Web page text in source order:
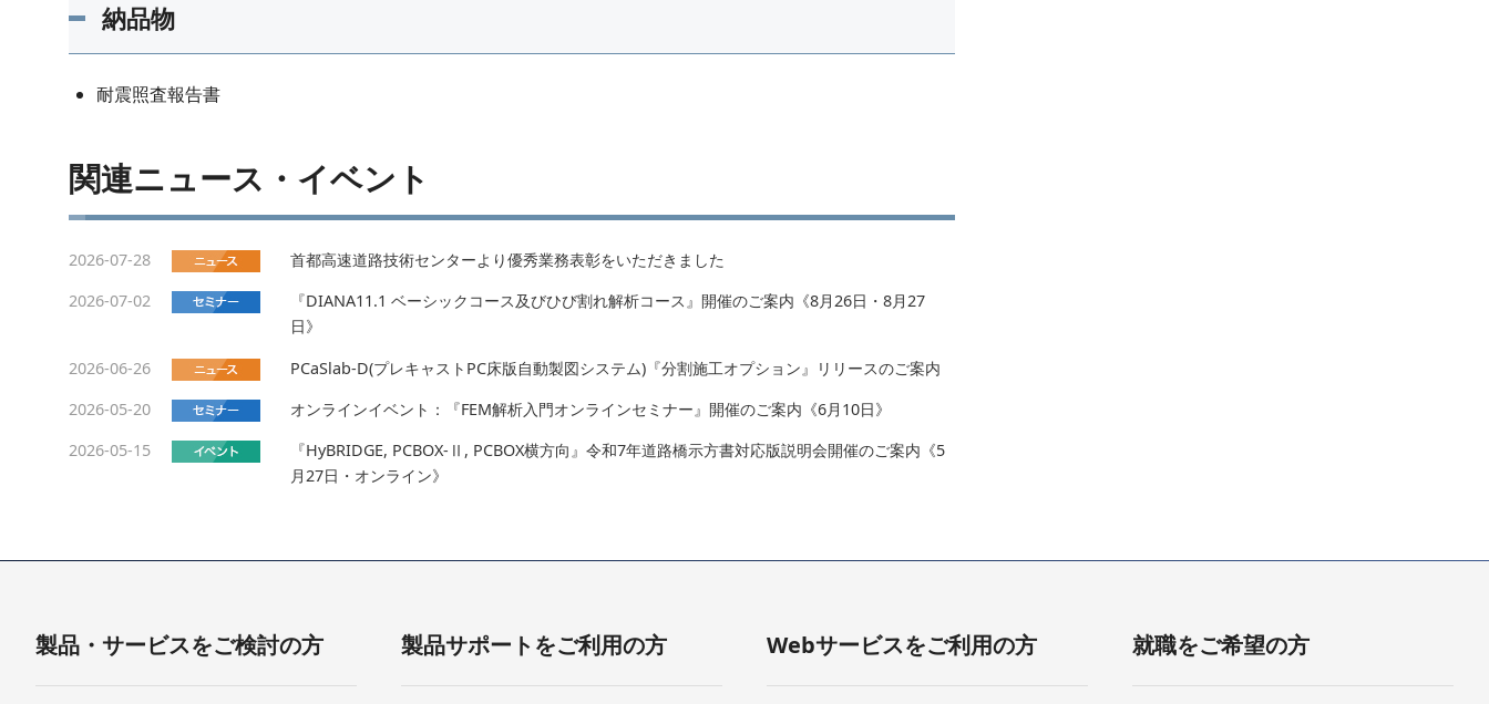
納品物
耐震照査報告書
関連ニュース・イベント
2026-07-28
首都高速道路技術センターより優秀業務表彰をいただきました
2026-07-02
『DIANA11.1 ベーシックコース及びひび割れ解析コース』開催のご案内《8月26日・8月27
日》
2026-06-26
PCaSlab-D(プレキャストPC床版自動製図システム)『分割施工オプション』リリースのご案内
2026-05-20
オンラインイベント：『FEM解析入門オンラインセミナー』開催のご案内《6月10日》
2026-05-15
『HyBRIDGE, PCBOX-Ⅱ, PCBOX横方向』令和7年道路橋示方書対応版説明会開催のご案内《5
月27日・オンライン》
製品・サービスをご検討の方 製品サポートをご利用の方 Webサービスをご利用の方 就職をご希望の方